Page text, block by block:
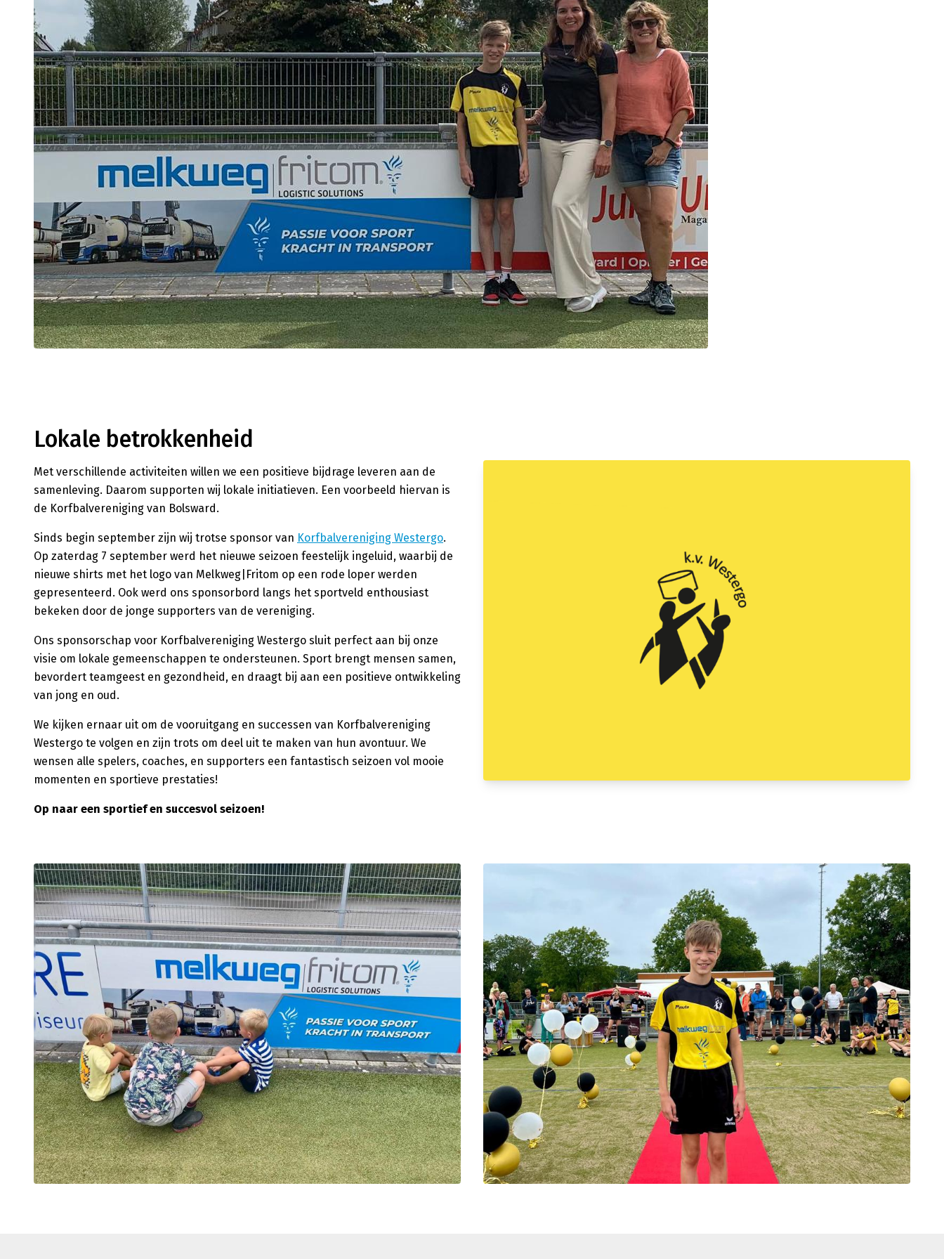
Lokale betrokkenheid
Met verschillende activiteiten willen we een positieve bijdrage leveren aan de
samenleving. Daarom supporten wij lokale initiatieven. Een voorbeeld hiervan is
de Korfbalvereniging van Bolsward.
Sinds begin september zijn wij trotse sponsor van Korfbalvereniging Westergo.
Op zaterdag 7 september werd het nieuwe seizoen feestelijk ingeluid, waarbij de
nieuwe shirts met het logo van Melkweg|Fritom op een rode loper werden
gepresenteerd. Ook werd ons sponsorbord langs het sportveld enthousiast
bekeken door de jonge supporters van de vereniging.
Ons sponsorschap voor Korfbalvereniging Westergo sluit perfect aan bij onze
visie om lokale gemeenschappen te ondersteunen. Sport brengt mensen samen,
bevordert teamgeest en gezondheid, en draagt bij aan een positieve ontwikkeling
van jong en oud.
We kijken ernaar uit om de vooruitgang en successen van Korfbalvereniging
Westergo te volgen en zijn trots om deel uit te maken van hun avontuur. We
wensen alle spelers, coaches, en supporters een fantastisch seizoen vol mooie
momenten en sportieve prestaties!
Op naar een sportief en succesvol seizoen!